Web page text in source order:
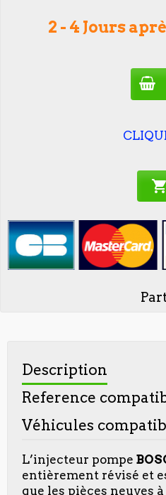
2 - 4 Jours
shopping_cart
Description
Reference
Véhicules
L’injecteur pompe
entièrement révisé et
que les pièces neuves